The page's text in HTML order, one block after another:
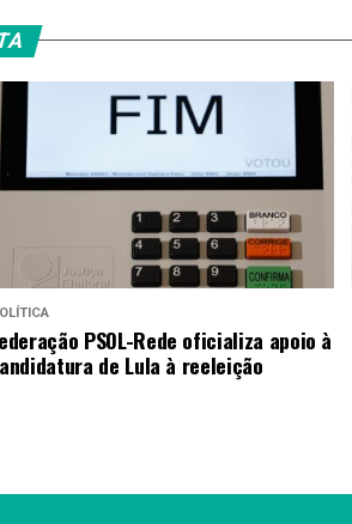
PSOL-Rede oficializa apoio à
de Lula à reeleição